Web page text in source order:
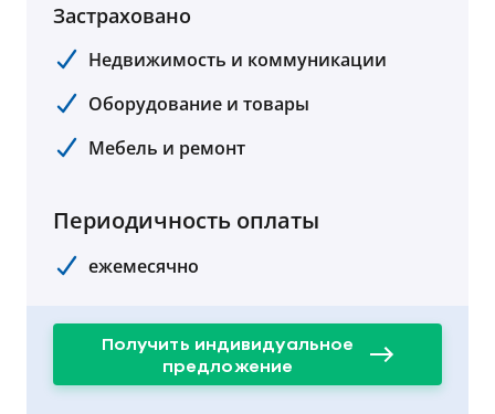
Застраховано
Недвижимость и коммуникации
Оборудование и товары
Мебель и ремонт
Периодичность оплаты
ежемесячно
Получить индивидуальное
предложение